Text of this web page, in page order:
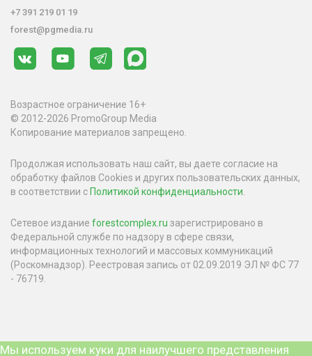
+7 391 219 01 19
forest@pgmedia.ru
Возрастное ограничение 16+
© 2012-2026 PromoGroup Media
Копирование материалов запрещено.
Продолжая использовать наш сайт, вы даете согласие на
обработку файлов Cookies и других пользовательских данных,
в соответствии сПолитикой конфиденциальности
Сетевое издание forestcomplex.ru зарегистрировано в
Федеральной службе по надзору в сфере связи,
информационных технологий и массовых коммуникаций
(Роскомнадзор). Реестровая запись от 02.09.2019 ЭЛ № ФС 77
- 76719.
Мы используем куки для наилучшего представления